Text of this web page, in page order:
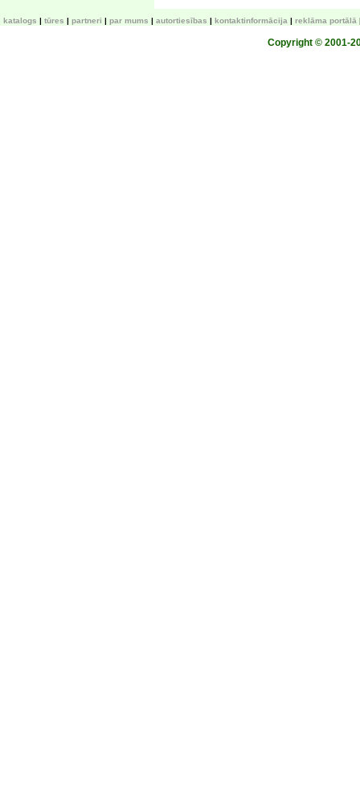
katalogs tūres partneri par mums autortiesības kontaktinformācija reklāma portālā
Copyright © 2001-